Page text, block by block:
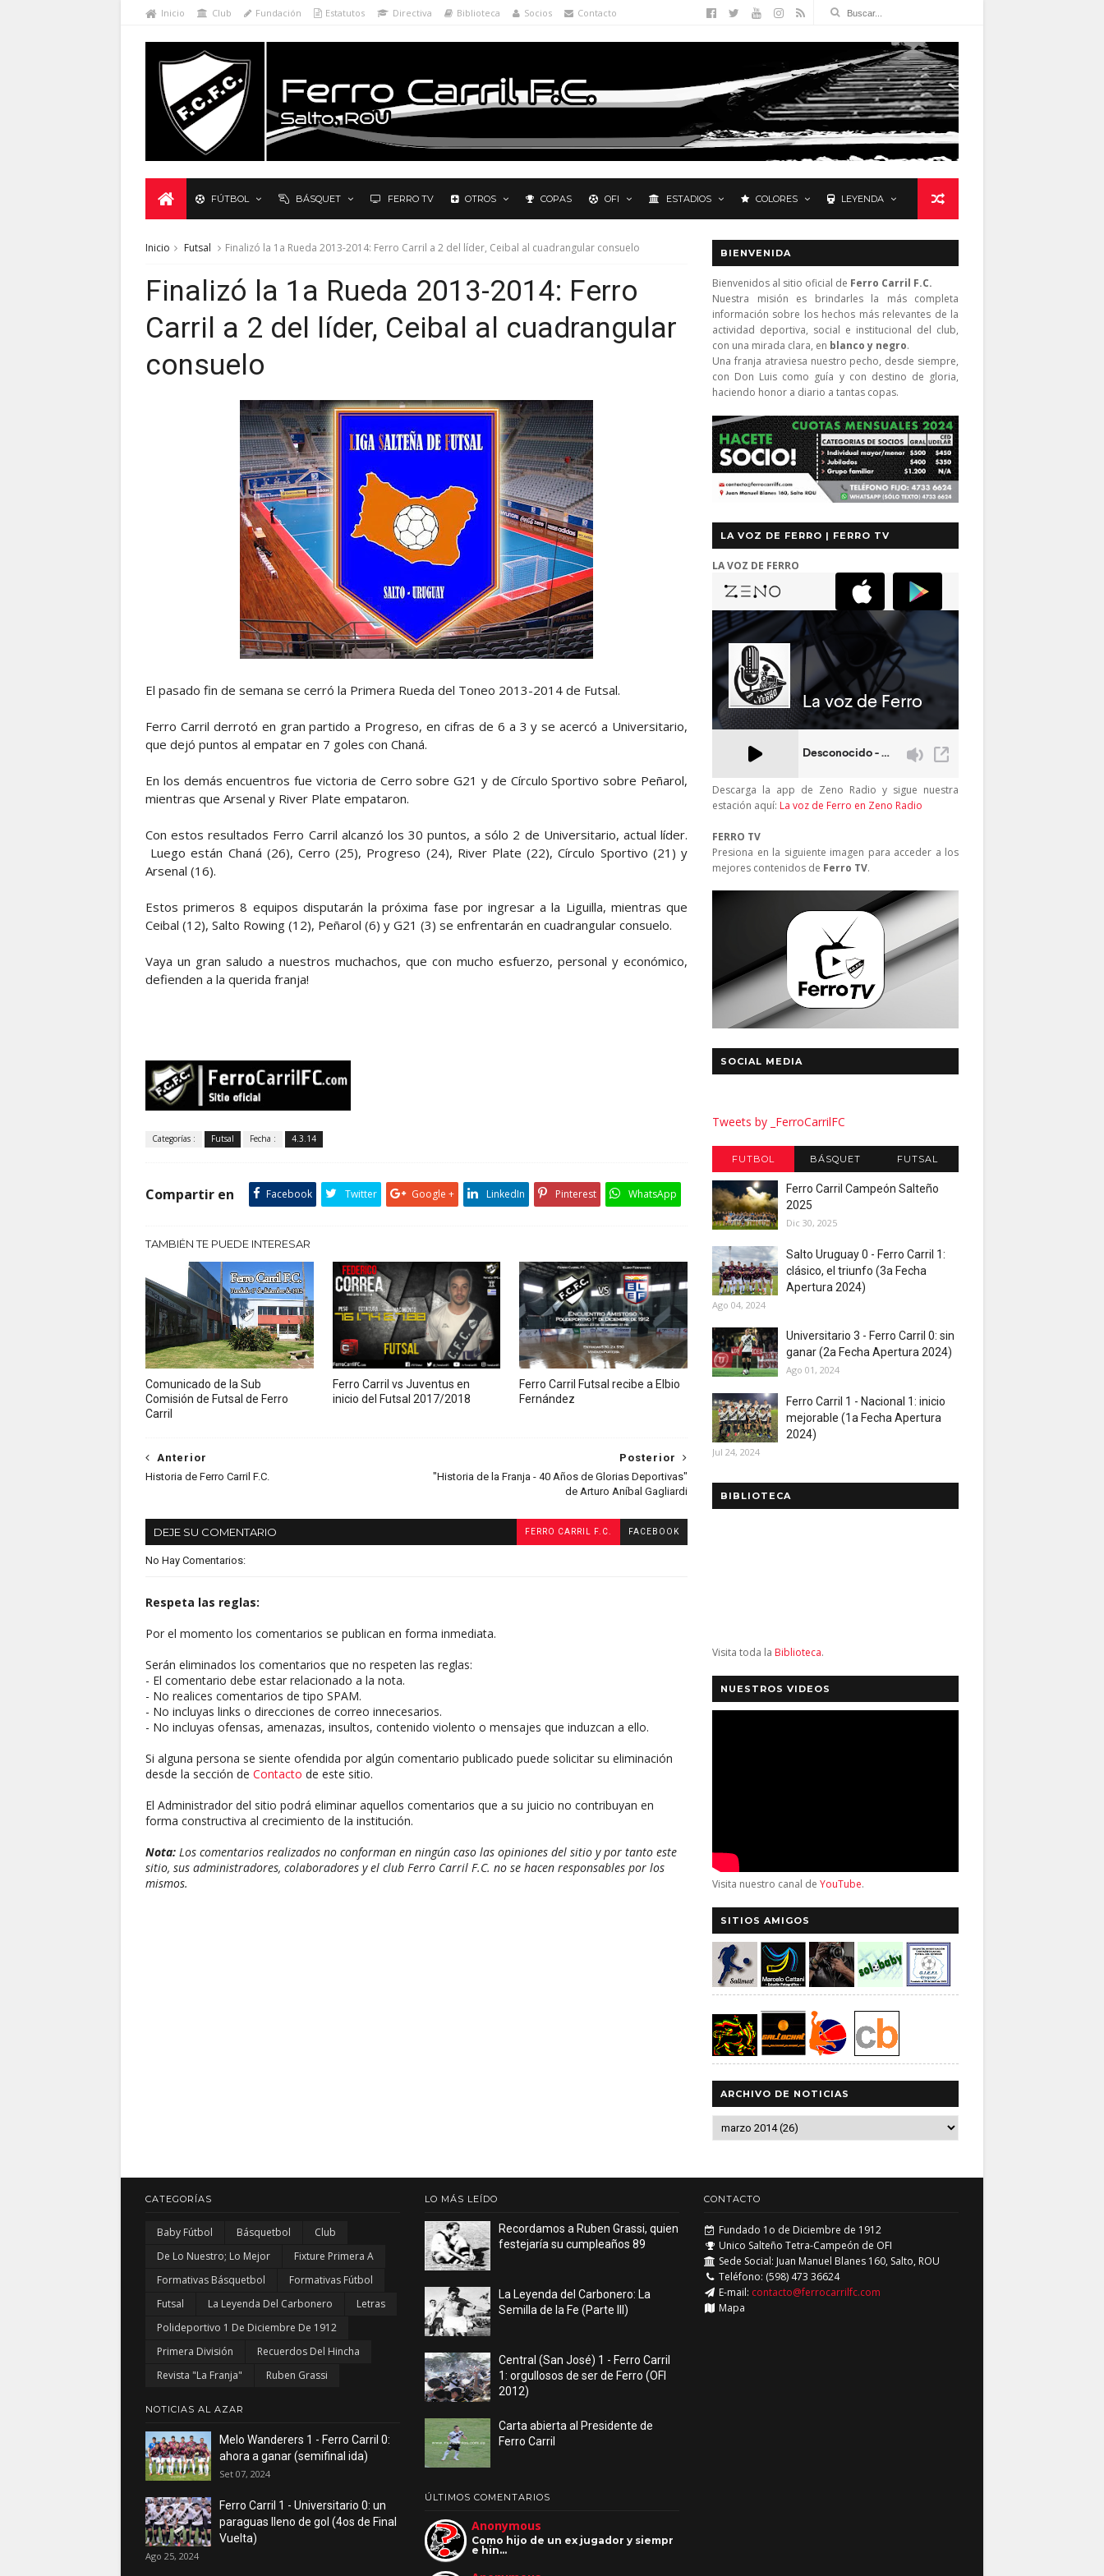
Inicio Club Fundación Estatutos Directiva Biblioteca Socios Contacto
FÚTBOL BÁSQUET FERRO TV OTROS COPAS OFI ESTADIOS COLORES LEYENDA
Inicio Futsal Finalizó la 1a Rueda 2013-2014: Ferro Carril a 2 del líder, Ceibal al cuadrangular consuelo
Finalizó la 1a Rueda 2013-2014: Ferro
Carril a 2 del líder, Ceibal al cuadrangular
consuelo
El pasado fin de semana se cerró la Primera Rueda del Toneo 2013-2014 de Futsal.
Ferro Carril derrotó en gran partido a Progreso, en cifras de 6 a 3 y se acercó a Universitario,
que dejó puntos al empatar en 7 goles con Chaná.
En los demás encuentros fue victoria de Cerro sobre G21 y de Círculo Sportivo sobre Peñarol,
mientras que Arsenal y River Plate empataron.
Con estos resultados Ferro Carril alcanzó los 30 puntos, a sólo 2 de Universitario, actual líder.
Luego están Chaná (26), Cerro (25), Progreso (24), River Plate (22), Círculo Sportivo (21) y
Arsenal (16).
Estos primeros 8 equipos disputarán la próxima fase por ingresar a la Liguilla, mientras que
Ceibal (12), Salto Rowing (12), Peñarol (6) y G21 (3) se enfrentarán en cuadrangular consuelo.
Vaya un gran saludo a nuestros muchachos, que con mucho esfuerzo, personal y económico,
defienden a la querida franja!
Categorías : Futsal Fecha : 4.3.14
Compartir en Facebook Twitter Google + LinkedIn Pinterest WhatsApp
TAMBIÉN TE PUEDE INTERESAR
Comunicado de la Sub
Comisión de Futsal de Ferro
Carril
Ferro Carril vs Juventus en
inicio del Futsal 2017/2018
Ferro Carril Futsal recibe a Elbio
Fernández
Posterior
"Historia de la Franja - 40 Años de Glorias Deportivas"
de Arturo Aníbal Gagliardi
Anterior
Historia de Ferro Carril F.C.
DEJE SU COMENTARIO FERRO CARRIL F.C. FACEBOOK
No Hay Comentarios:
Respeta las reglas:
Por el momento los comentarios se publican en forma inmediata.
Serán eliminados los comentarios que no respeten las reglas:
- El comentario debe estar relacionado a la nota.
- No realices comentarios de tipo SPAM.
- No incluyas links o direcciones de correo innecesarios.
- No incluyas ofensas, amenazas, insultos, contenido violento o mensajes que induzcan a ello.
Si alguna persona se siente ofendida por algún comentario publicado puede solicitar su eliminación
desde la sección de Contacto de este sitio.
El Administrador del sitio podrá eliminar aquellos comentarios que a su juicio no contribuyan en
forma constructiva al crecimiento de la institución.
Nota: Los comentarios realizados no conforman en ningún caso las opiniones del sitio y por tanto este
sitio, sus administradores, colaboradores y el club Ferro Carril F.C. no se hacen responsables por los
mismos.
BIENVENIDA
Bienvenidos al sitio oficial de Ferro Carril F.C.
Nuestra misión es brindarles la más completa
información sobre los hechos más relevantes de la
actividad deportiva, social e institucional del club,
con una mirada clara, en blanco y negro.
Una franja atraviesa nuestro pecho, desde siempre,
con Don Luis como guía y con destino de gloria,
haciendo honor a diario a tantas copas.
LA VOZ DE FERRO | FERRO TV
LA VOZ DE FERRO
Descarga la app de Zeno Radio y sigue nuestra
estación aquí: La voz de Ferro en Zeno Radio
FERRO TV
Presiona en la siguiente imagen para acceder a los
mejores contenidos de Ferro TV.
SOCIAL MEDIA
Tweets by _FerroCarrilFC
FUTBOL BÁSQUET FUTSAL
Ferro Carril Campeón Salteño
2025
Dic 30, 2025
Salto Uruguay 0 - Ferro Carril 1:
clásico, el triunfo (3a Fecha
Apertura 2024)
Ago 04, 2024
Universitario 3 - Ferro Carril 0: sin
ganar (2a Fecha Apertura 2024)
Ago 01, 2024
Ferro Carril 1 - Nacional 1: inicio
mejorable (1a Fecha Apertura
2024)
Jul 24, 2024
BIBLIOTECA
Visita toda la Biblioteca.
NUESTROS VIDEOS
Visita nuestro canal de YouTube.
SITIOS AMIGOS
ARCHIVO DE NOTICIAS
CATEGORÍAS
Baby Fútbol Básquetbol
Club
De Lo Nuestro; Lo Mejor
Fixture Primera A
Formativas Básquetbol
Formativas Fútbol
Futsal
La Leyenda Del Carbonero
Letras
Polideportivo 1 De Diciembre De 1912
Primera División
Recuerdos Del Hincha
Revista "La Franja"
Ruben Grassi
NOTICIAS AL AZAR
Melo Wanderers 1 - Ferro Carril 0:
ahora a ganar (semifinal ida)
Set 07, 2024
Ferro Carril 1 - Universitario 0: un
paraguas lleno de gol (4os de Final
Vuelta)
Ago 25, 2024
LO MÁS LEÍDO
Recordamos a Ruben Grassi, quien
festejaría su cumpleaños 89
La Leyenda del Carbonero: La
Semilla de la Fe (Parte III)
Central (San José) 1 - Ferro Carril
1: orgullosos de ser de Ferro (OFI
2012)
Carta abierta al Presidente de
Ferro Carril
ÚLTIMOS COMENTARIOS
Anonymous
Como hijo de un ex jugador y siempr
e hin…
CONTACTO
Fundado 1o de Diciembre de 1912
Unico Salteño Tetra-Campeón de OFI
Sede Social: Juan Manuel Blanes 160, Salto, ROU
Teléfono: (598) 473 36624
E-mail: contacto@ferrocarrilfc.com
Mapa